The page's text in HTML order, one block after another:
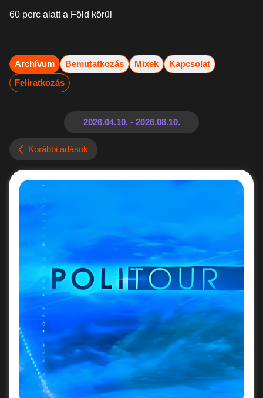
60 perc alatt a Föld körül
Archívum Bemutatkozás Mixek
Kapcsolat
Feliratkozás
Korábbi adások